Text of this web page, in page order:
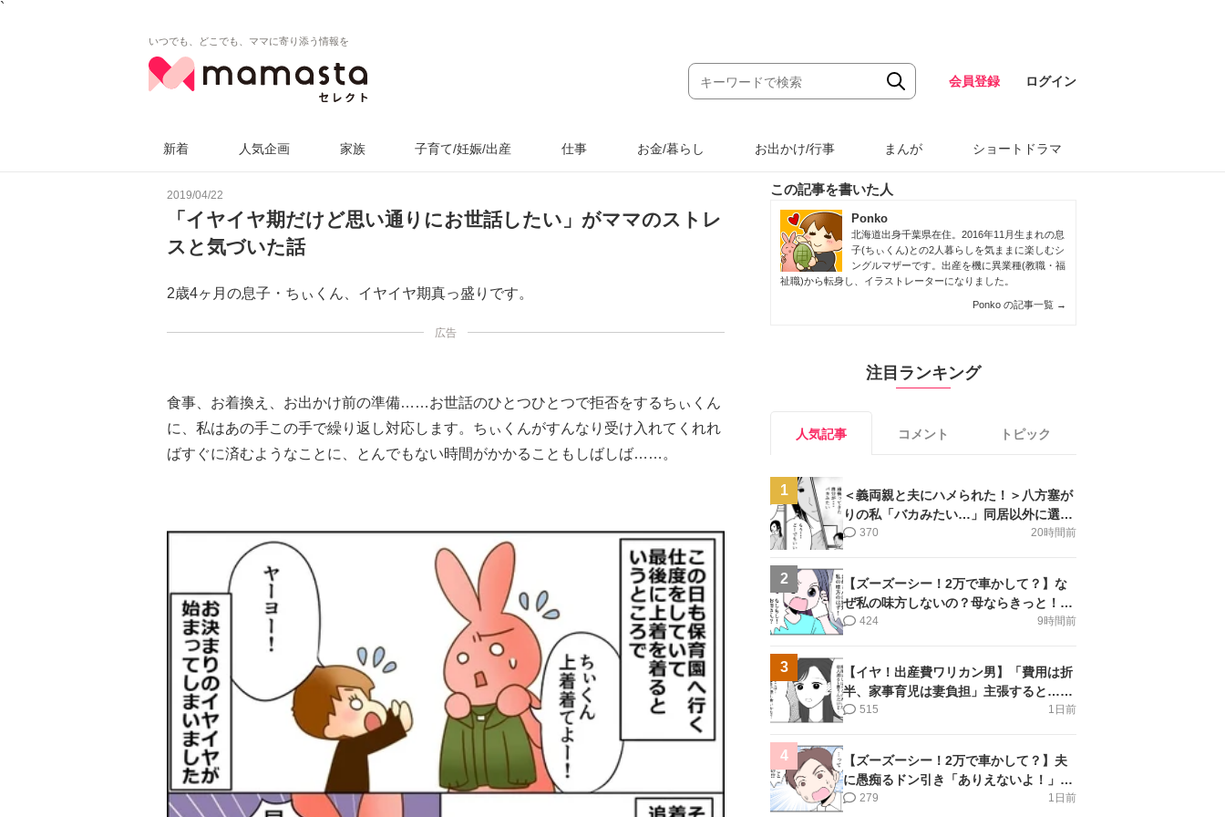
`
いつでも、どこでも、ママに寄り添う情報を
会員登録 ログイン
新着 人気企画 家族 子育て/妊娠/出産 仕事 お金/暮らし お出かけ/行事 まんが ショートドラマ
2019/04/22
「イヤイヤ期だけど思い通りにお世話したい」がママのストレ
スと気づいた話
2歳4ヶ月の息子・ちぃくん、イヤイヤ期真っ盛りです。
広告
食事、お着換え、お出かけ前の準備……お世話のひとつひとつで拒否をするちぃくん
に、私はあの手この手で繰り返し対応します。ちぃくんがすんなり受け入れてくれれ
ばすぐに済むようなことに、とんでもない時間がかかることもしばしば……。
この記事を書いた人
Ponko
北海道出身千葉県在住。2016年11月生まれの息
子(ちぃくん)との2人暮らしを気ままに楽しむシ
ングルマザーです。出産を機に異業種(教職・福
祉職)から転身し、イラストレーターになりました。
Ponko の記事一覧 →
注目ランキング
人気記事 コメント トピック
1
＜義両親と夫にハメられた！＞八方塞が
りの私「バカみたい…」同居以外に選択
肢がない【第5話まんが】
20時間前
370
2
【ズーズーシー！2万で車かして？】な
ぜ私の味方しないの？母ならきっと！＜
第17話＞#4コマ母道場
9時間前
424
3
【イヤ！出産費ワリカン男】「費用は折
半、家事育児は妻負担」主張すると…＜
第11話＞#4コマ母道場
1日前
515
4
【ズーズーシー！2万で車かして？】夫
に愚痴るドン引き「ありえないよ！」＜
第16話＞#4コマ母道場
1日前
279